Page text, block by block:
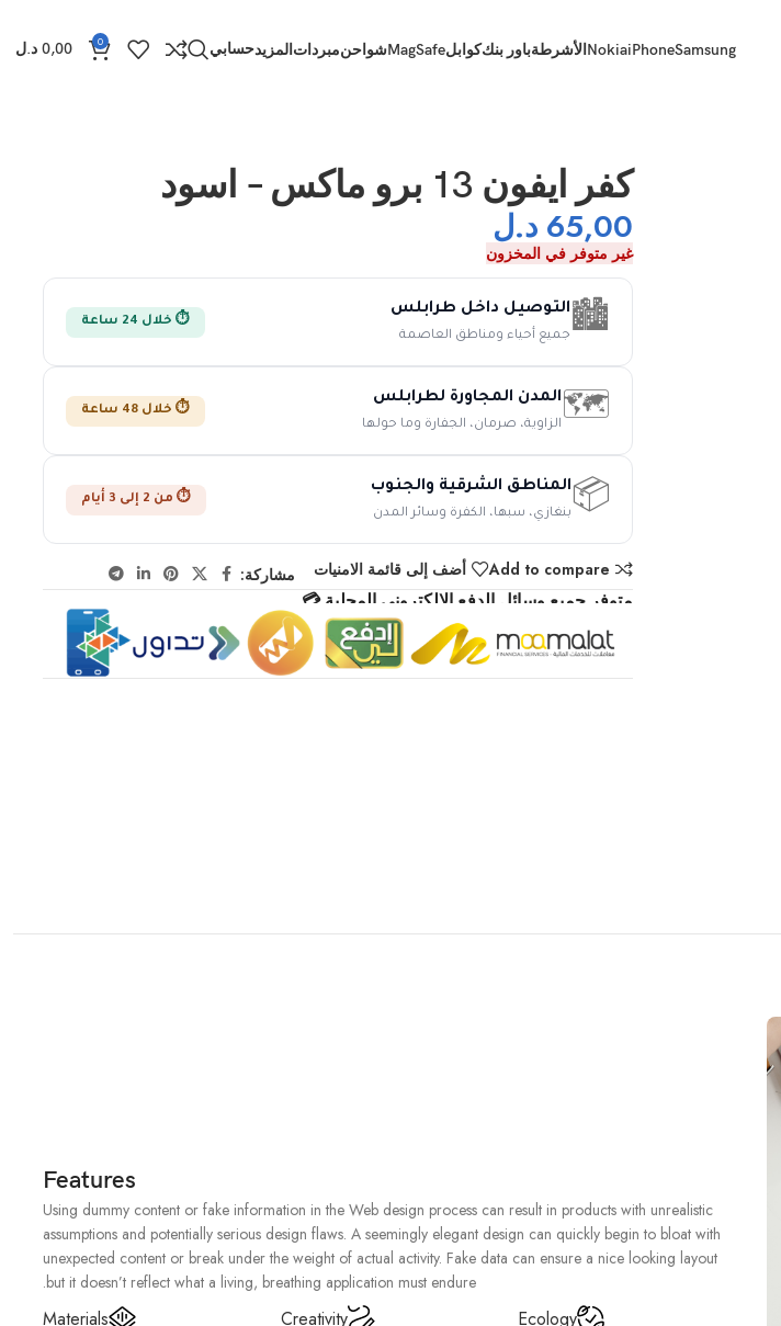
Samsung
iPhone
Nokia الأشرطةباور بنككوابلMagSafeشواحنمبردات المزيدحسابي 0
0,00 د.ل
كفر ايفون 13 برو ماكس – اسود
65,00 د.ل
غير متوفر في المخزون
🏙️التوصيل داخل طرابلس
جميع أحياء ومناطق العاصمة
⏱️ خلال 24 ساعة
🗺️المدن المجاورة لطرابلس
الزاوية، صرمان، الجفارة وما حولها
⏱️ خلال 48 ساعة
📦المناطق الشرقية والجنوب
بنغازي، سبها، الكفرة وسائر المدن
⏱️ من 2 إلى 3 أيام
Add to compare أضف إلى قائمة الامنيات مشاركة:
متوفر جميع وسائل الدفع الإلكتروني المحلية 💳
Features
Using dummy content or fake information in the Web design process can result in products with unrealistic
assumptions and potentially serious design flaws. A seemingly elegant design can quickly begin to bloat with
unexpected content or break under the weight of actual activity. Fake data can ensure a nice looking layout
but it doesn’t reflect what a living, breathing application must endure.
Ecology
Creativity
Materials